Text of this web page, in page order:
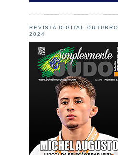
REVISTA DIGITAL OUTUBRO
2024